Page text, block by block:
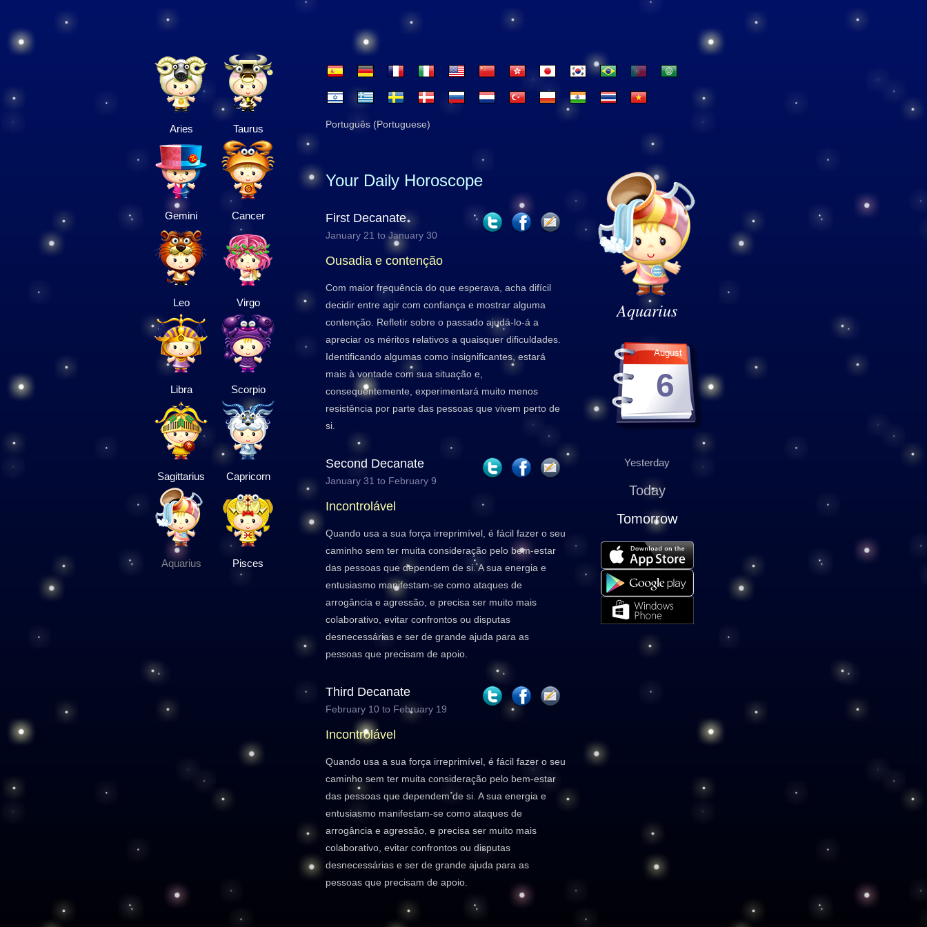
Aries Taurus
Gemini Cancer
Leo Virgo
Libra Scorpio
Sagittarius Capricorn
Aquarius Pisces
Português (Portuguese)
Aquarius
August
6
Yesterday
Today
Tomorrow
Your Daily Horoscope
First Decanate
January 21 to January 30
Ousadia e contenção
Com maior frequência do que esperava, acha difícil
decidir entre agir com confiança e mostrar alguma
contenção. Refletir sobre o passado ajudá-lo-á a
apreciar os méritos relativos a quaisquer dificuldades.
Identificando algumas como insignificantes, estará
mais à vontade com sua situação e,
consequentemente, experimentará muito menos
resistência por parte das pessoas que vivem perto de
si.
Second Decanate
January 31 to February 9
Incontrolável
Quando usa a sua força irreprimível, é fácil fazer o seu
caminho sem ter muita consideração pelo bem-estar
das pessoas que dependem de si. A sua energia e
entusiasmo manifestam-se como ataques de
arrogância e agressão, e precisa ser muito mais
colaborativo, evitar confrontos ou disputas
desnecessárias e ser de grande ajuda para as
pessoas que precisam de apoio.
Third Decanate
February 10 to February 19
Incontrolável
Quando usa a sua força irreprimível, é fácil fazer o seu
caminho sem ter muita consideração pelo bem-estar
das pessoas que dependem de si. A sua energia e
entusiasmo manifestam-se como ataques de
arrogância e agressão, e precisa ser muito mais
colaborativo, evitar confrontos ou disputas
desnecessárias e ser de grande ajuda para as
pessoas que precisam de apoio.